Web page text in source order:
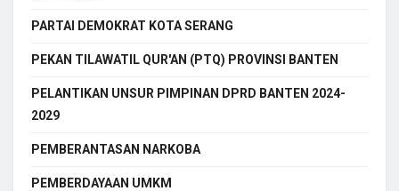
PARTAI DEMOKRAT KOTA SERANG
PEKAN TILAWATIL QUR'AN (PTQ) PROVINSI BANTEN
PELANTIKAN UNSUR PIMPINAN DPRD BANTEN 2024-
2029
PEMBERANTASAN NARKOBA
PEMBERDAYAAN UMKM